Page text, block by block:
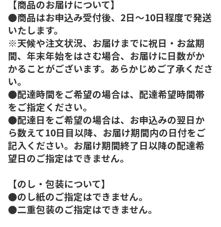
【商品のお届けについて】
●商品はお申込み受付後、2日～10日程度で発送
いたします。
※天候や注文状況、お届けまでに祝日・お盆期
間、年末年始をはさむ場合、お届けに日数がか
かることがございます。あらかじめご了承くださ
い。
●配達時間をご希望の場合は、配達希望時間帯
をご指定ください。
●配達日をご希望の場合は、お申込みの翌日か
ら数えて10日目以降、お届け期間内の日付をご
記入ください。お届け期間終了日以降の配達希
望日のご指定はできません。
【のし・包装について】
●のし紙のご指定はできません。
●二重包装のご指定はできません。